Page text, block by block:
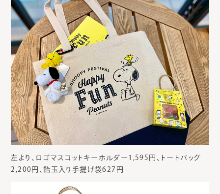
左より、ロゴマスコットキーホルダー1,595円、トートバッグ
2,200円、飴玉入り手提げ袋627円